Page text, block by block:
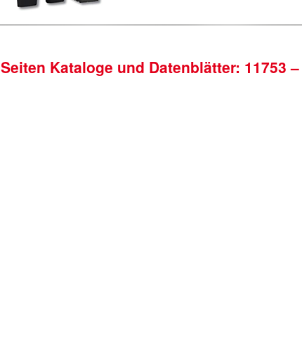
Seiten Kataloge und Datenblätter: 11753 –